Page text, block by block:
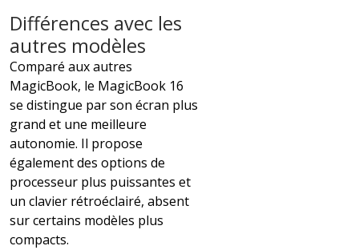
Différences avec les
autres modèles
Comparé aux autres
MagicBook, le MagicBook 16
se distingue par son écran plus
grand et une meilleure
autonomie. Il propose
également des options de
processeur plus puissantes et
un clavier rétroéclairé, absent
sur certains modèles plus
compacts.